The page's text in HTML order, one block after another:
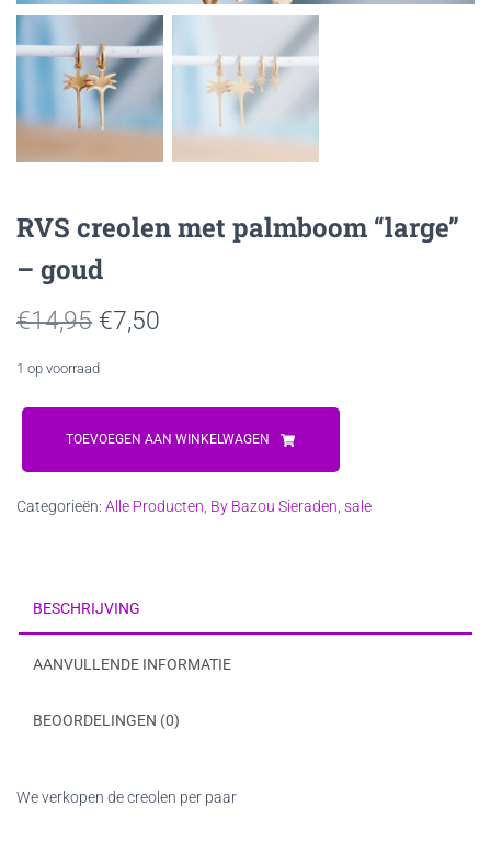
RVS creolen met palmboom “large”
– goud
€14,95 Oorspronkelijke
prijs
was:
€14,95.
€7,50
is:
€7,50.
1 op voorraad
RVS
creolen
met
“large”
TOEVOEGEN AAN WINKELWAGEN
Categorieën: Alle Producten, By Bazou Sieraden, sale
BESCHRIJVING
AANVULLENDE INFORMATIE
BEOORDELINGEN (0)
We verkopen de creolen per paar